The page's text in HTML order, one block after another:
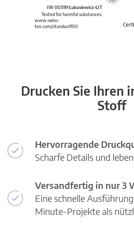
IW 00399 Łukasiewicz-ŁIT
Tested for harmful substances.
www.oeko-
tex.com/standard100
Drucken Sie Ihren
Stoff
Hervorragende
Scharfe Details und
Versandfertig in nur 3
Eine schnelle
Minute-Projekte als